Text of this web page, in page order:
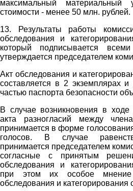
максимальный
стоимости - менее 50 млн. рублей.
13. Результаты работы
обследования и
который подписывается
утверждается председателем
Акт обследования и
составляется в 2 экземплярах
частью паспорта безопасности
В случае возникновения в ходе
акта разногласий между
принимается в форме
голосов. В случае
принимается председателем
согласные с принятым
обследования и
при этом их особое
обследования и категорирования